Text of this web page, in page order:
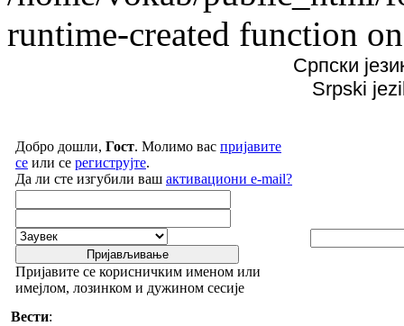
runtime-created function
Српски
Srpski
Добро дошли, Гост. Молимо вас пријавите
се или се региструјте.
Да ли сте изгубили ваш активациони e-mail?
Пријавите се корисничким именом или
имејлом, лозинком и дужином сесије
Вести: